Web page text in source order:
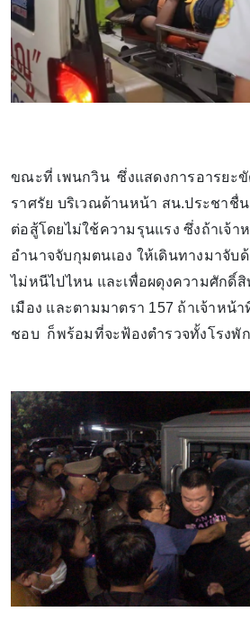
ขณะที่ เพนกวิน ซึ่งแสดงการอารยะ
ราศรัย บริเวณด้านหน้า สน.ประชาชื่
ต่อสู้โดยไม่ใช้ความรุนแรง ซึ่งถ้าเจ้า
อำนาจจับกุมตนเอง ให้เดินทางมาจับ
ไม่หนีไปไหน และเพื่อผดุงความศักดิ์
เมือง และตามมาตรา 157 ถ้าเจ้าหน้
ชอบ ก็พร้อมที่จะฟ้องตำรวจทั้งโรงพัก